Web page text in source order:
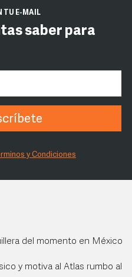
TU E-MAIL
saber para
y Condiciones
del momento en México
y motiva al Atlas rumbo al